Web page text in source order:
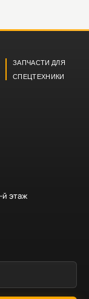
ЗАПЧАСТИ ДЛЯ
СПЕЦТЕХНИКИ
й этаж